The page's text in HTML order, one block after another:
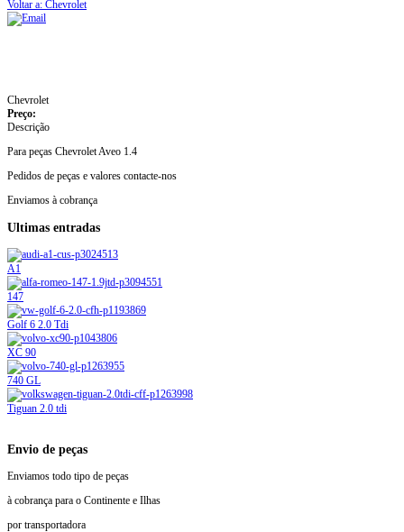
Voltar a: Chevrolet
Chevrolet
Preço:
Descrição
Para peças Chevrolet Aveo 1.4
Pedidos de peças e valores contacte-nos
Enviamos à cobrança
Ultimas entradas
A1
147
Golf 6 2.0 Tdi
XC 90
740 GL
Tiguan 2.0 tdi
Envio de peças
Enviamos todo tipo de peças
à cobrança para o Continente e Ilhas
por transportadora